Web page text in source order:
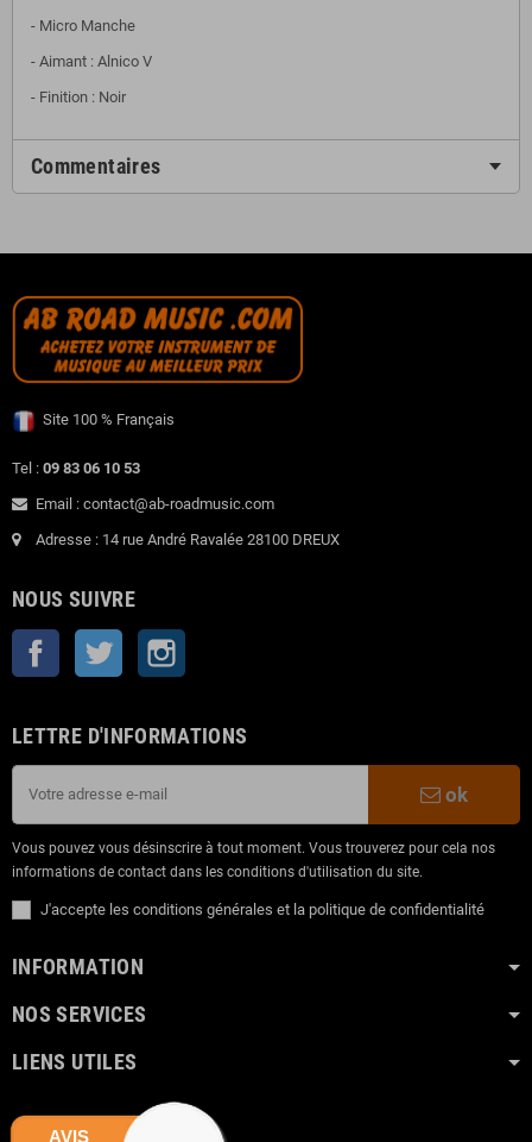
- Micro Manche
- Aimant : Alnico V
- Finition : Noir
Commentaires
Site 100 % Français
Tel : 09 83 06 10 53
Email : contact@ab-roadmusic.com
Adresse : 14 rue André Ravalée 28100 DREUX
NOUS SUIVRE
Facebook Twitter
LETTRE D'INFORMATIONS
ok
Vous pouvez vous désinscrire à tout moment. Vous trouverez pour cela nos
informations de contact dans les conditions d'utilisation du site.
J'accepte les conditions générales et la politique de confidentialité
INFORMATION
NOS SERVICES
LIENS UTILES
AVIS